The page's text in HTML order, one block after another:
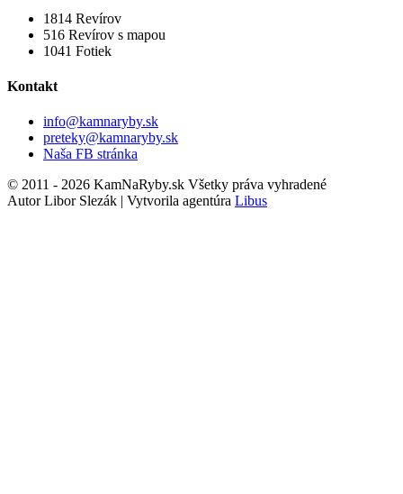
1814 Revírov
516 Revírov s mapou
1041 Fotiek
Kontakt
info@kamnaryby.sk
preteky@kamnaryby.sk
Naša FB stránka
© 2011 - 2026 KamNaRyby.sk Všetky práva vyhradené
Autor Libor Slezák | Vytvorila agentúra Libus